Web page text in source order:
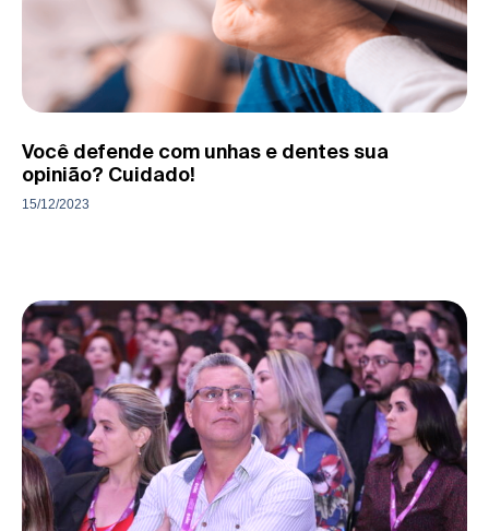
Você defende com unhas e dentes sua
opinião? Cuidado!
15/12/2023